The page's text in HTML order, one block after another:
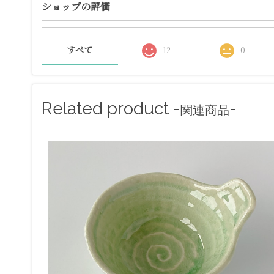
ショップの評価
すべて 12 0
Related product -関連商品-